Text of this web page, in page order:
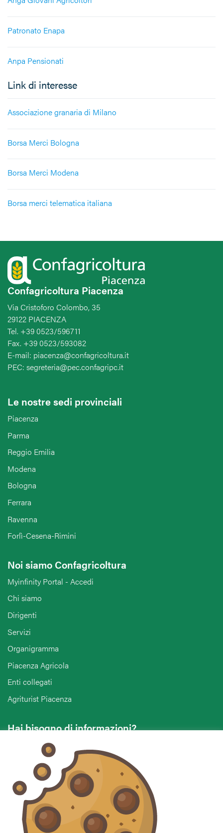
Patronato Enapa
Anpa Pensionati
Link di interesse
Associazione granaria di Milano
Borsa Merci Bologna
Borsa Merci Modena
Borsa merci telematica italiana
Confagricoltura Piacenza
Via Cristoforo Colombo, 35
29122 PIACENZA
Tel. +39 0523/596711
Fax. +39 0523/593082
E-mail: piacenza@confagricoltura.it
PEC: segreteria@pec.confagripc.it
Le nostre sedi provinciali
Piacenza
Parma
Reggio Emilia
Modena
Bologna
Ferrara
Ravenna
Forlì-Cesena-Rimini
Noi siamo Confagricoltura
Myinfinity Portal - Accedi
Chi siamo
Dirigenti
Servizi
Organigramma
Piacenza Agricola
Enti collegati
Agriturist Piacenza
Hai bisogno di informazioni?
Vuoi contattarci per ricevere assistenza, lasciare un
commento o chiedere informazioni?
CONTATTACI
Seguici sui social